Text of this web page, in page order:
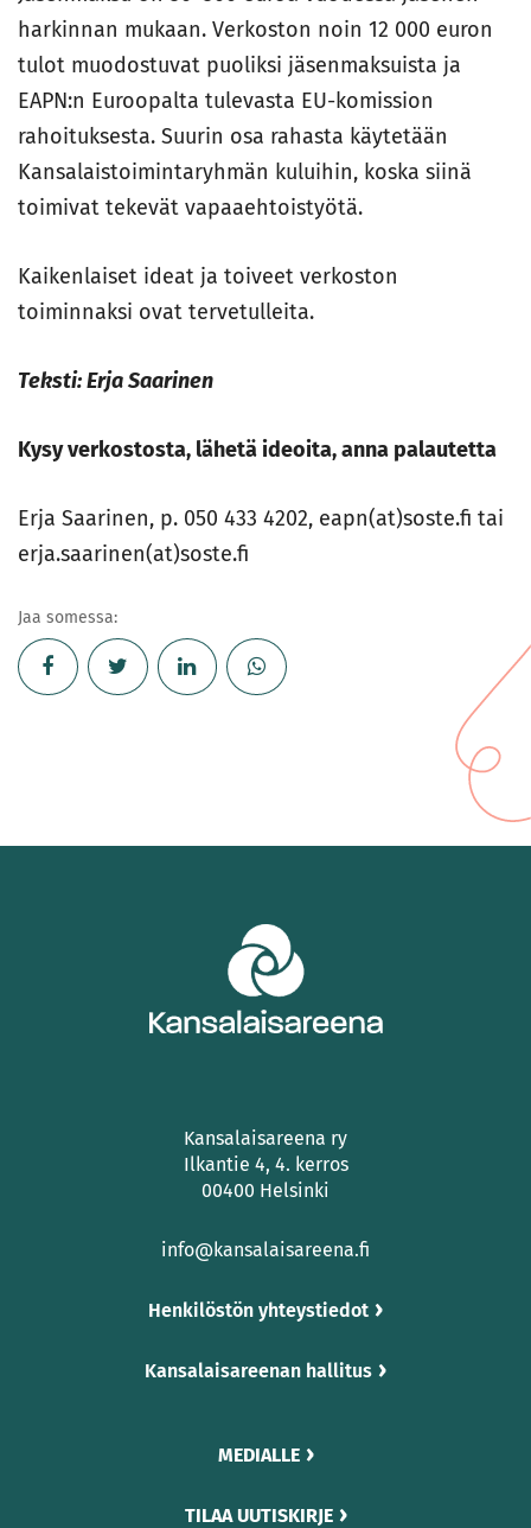
harkinnan mukaan. Verkoston noin 12 000 euron
tulot muodostuvat puoliksi jäsenmaksuista ja
EAPN:n Euroopalta tulevasta EU-komission
rahoituksesta. Suurin osa rahasta käytetään
Kansalaistoimintaryhmän kuluihin, koska siinä
toimivat tekevät vapaaehtoistyötä.
Kaikenlaiset ideat ja toiveet verkoston
toiminnaksi ovat tervetulleita.
Teksti: Erja Saarinen
Kysy verkostosta, lähetä ideoita, anna palautetta
Erja Saarinen, p. 050 433 4202, eapn(at)soste.fi tai
erja.saarinen(at)soste.fi
Jaa somessa:
Kansalaisareena ry
Ilkantie 4, 4. kerros
00400 Helsinki
info@kansalaisareena.fi
Henkilöstön yhteystiedot
Kansalaisareenan hallitus
MEDIALLE
TILAA UUTISKIRJE